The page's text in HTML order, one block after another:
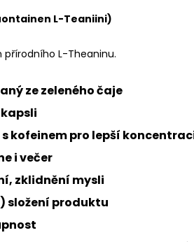
L-Teaniini)
přírodního L-Theaninu.
ze zeleného čaje
kapsli
kofeinem pro lepší
i večer
zklidnění mysli
složení produktu